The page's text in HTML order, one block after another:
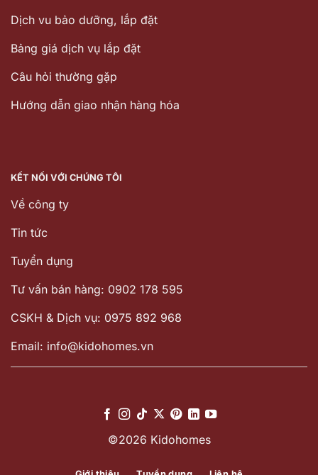
Dịch vu bảo dưỡng, lắp đặt
Bảng giá dịch vụ lắp đặt
Câu hỏi thường gặp
Hướng dẫn giao nhận hàng hóa
KẾT NỐI VỚI CHÚNG TÔI
Về công ty
Tin tức
Tuyển dụng
Tư vấn bán hàng: 0902 178 595
CSKH & Dịch vụ: 0975 892 968
Email: info@kidohomes.vn
©2026 Kidohomes